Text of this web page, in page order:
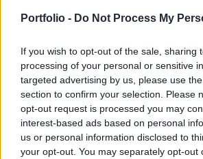
Portfolio - Do Not Process My
If you wish to opt-out of the sale, sharing
processing of your personal or sensitive
targeted advertising by us, please use
section to confirm your selection. Please
opt-out request is processed you may
interest-based ads based on personal
us or personal information disclosed to
your opt-out. You may separately opt-out
Kétszer emelhet
EKB
Portfolio
2026. május 11. 13:31
Az Európai Központi Bank (EKB)
kétszer is kamatot emel, mivel